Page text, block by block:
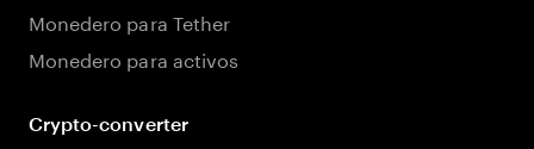
Monedero para Tether
Monedero para activos
Crypto-converter